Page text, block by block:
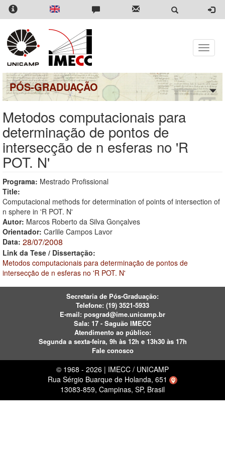
Pular
para
conteúdo
principal
Toggle
PÓS-GRADUAÇÃO
Metodos computacionais para
determinação de pontos de
intersecção de n esferas no 'R
POT. N'
Programa: Mestrado Profissional
Title:
Computacional methods for determination of points of intersection of
n sphere in 'R POT. N'
Autor: Marcos Roberto da Silva Gonçalves
Orientador: Carlile Campos Lavor
Data: 28/07/2008
Link da Tese / Dissertação:
Metodos computacionais para determinação de pontos de
intersecção de n esferas no 'R POT. N'
Secretaria de Pós-Graduação:
Telefone: (19) 3521-5933
E-mail: posgrad@ime.unicamp.br
Sala: 17 - Saguão IMECC
Atendimento ao público:
Segunda a sexta-feira, 9h às 12h e 13h30 às 17h
Fale conosco
© 1968 - 2026 | IMECC / UNICAMP
Rua Sérgio Buarque de Holanda, 651
13083-859, Campinas, SP, Brasil